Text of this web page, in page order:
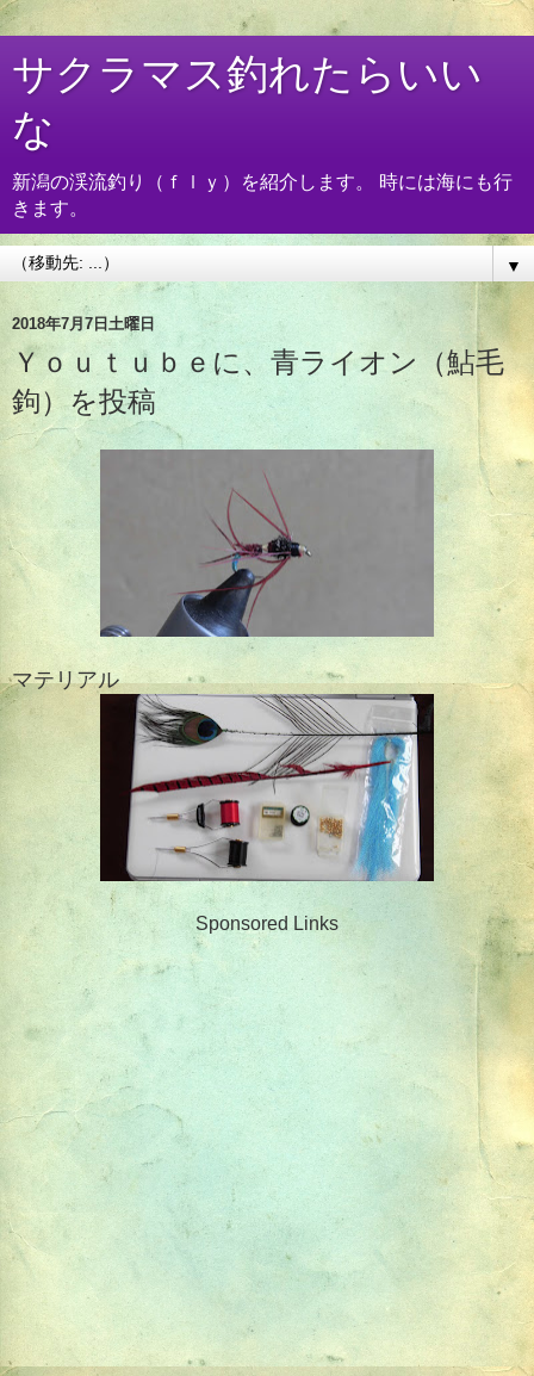
サクラマス釣れたらいい
な
新潟の渓流釣り（ｆｌｙ）を紹介します。 時には海にも行
きます。
▼
2018年7月7日土曜日
Ｙｏｕｔｕｂｅに、青ライオン（鮎毛
鉤）を投稿
マテリアル
Sponsored Links